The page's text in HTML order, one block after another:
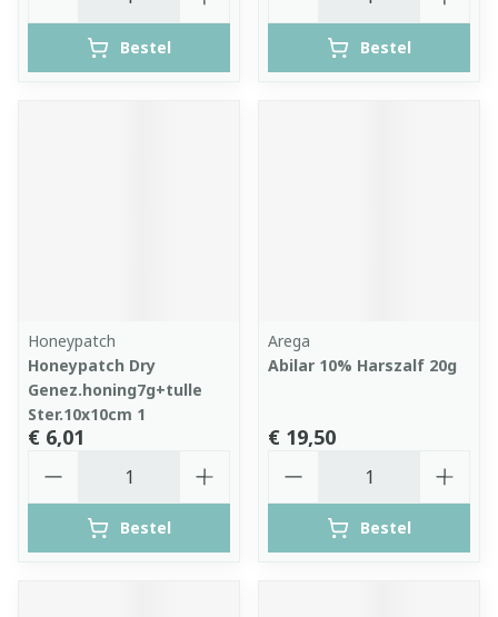
Bestel Bestel
Honeypatch
Honeypatch Dry
Genez.honing7g+tulle
Ster.10x10cm 1
€ 6,01
Bestel
Arega
Abilar 10% Harszalf 20g
€ 19,50
Bestel